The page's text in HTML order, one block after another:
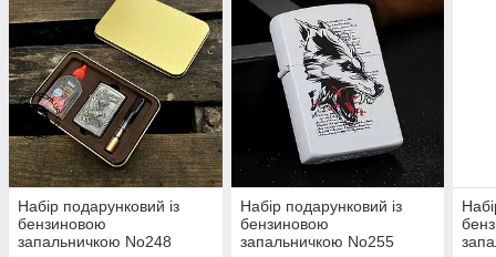
Набір подарунковий із
бензиновою
запальничкою No248
Набір подарунковий із
бензиновою
запальничкою No255